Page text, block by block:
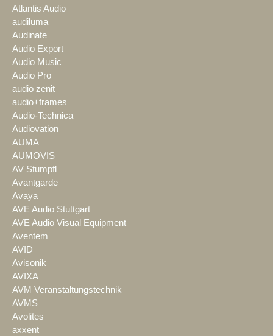
Atlantis Audio
audiluma
Audinate
Audio Export
Audio Music
Audio Pro
audio zenit
audio+frames
Audio-Technica
Audiovation
AUMA
AUMOVIS
AV Stumpfl
Avantgarde
Avaya
AVE Audio Stuttgart
AVE Audio Visual Equipment
Aventem
AVID
Avisonik
AVIXA
AVM Veranstaltungstechnik
AVMS
Avolites
axxent